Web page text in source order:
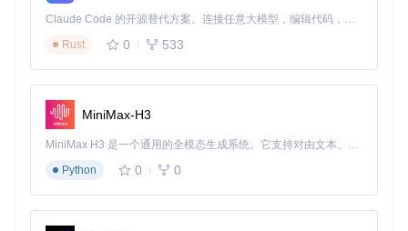
请注意，支持作者也是良好生态的一部分，如果你喜欢这个应
用，不妨通过捐赠表达对开发者的支持。开源之路，携手前
行！
👉 捐赠支持开发👈](
享受技术带来的乐趣，探索更多可能， AlwaysOn 与您一同见
证每一次创新的闪耀。
Claude Code 的开源替代方案。连接任意大模型，编辑代码，运行命令，自动验证 — 全自动执行。用 Rust 构建，极致性能。 ｜ An open-source alternative to Claude Code. Connect any LLM, edit code, run commands, and verify changes — autonomously. Built in Rust for speed. Get Started
Rust
0 533
MiniMax-H3
MiniMax H3 是一个通用的全模态生成系统。它支持对由文本、图像、视频和音频组成的多模态上下文进行统一理解，并能生成分辨率高达 2K、时长可达 15 秒的带原生立体声音频的视频。得益于面向任务泛化的系统设计，H3 在预训练阶段就已具备广泛的多模态上下文理解与生成能力，能够出色地执行复杂的多模态指令。
Python
0 0